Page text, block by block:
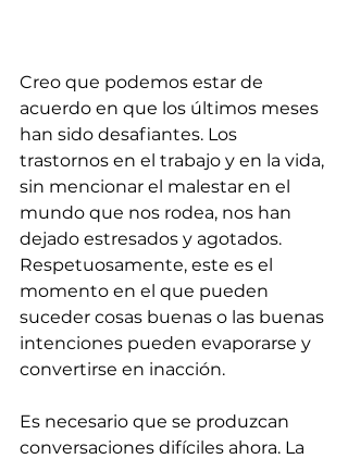
Creo que podemos estar de
acuerdo en que los últimos meses
han sido desafiantes. Los
trastornos en el trabajo y en la vida,
sin mencionar el malestar en el
mundo que nos rodea, nos han
dejado estresados y agotados.
Respetuosamente, este es el
momento en el que pueden
suceder cosas buenas o las buenas
intenciones pueden evaporarse y
convertirse en inacción.
Es necesario que se produzcan
conversaciones difíciles ahora. La